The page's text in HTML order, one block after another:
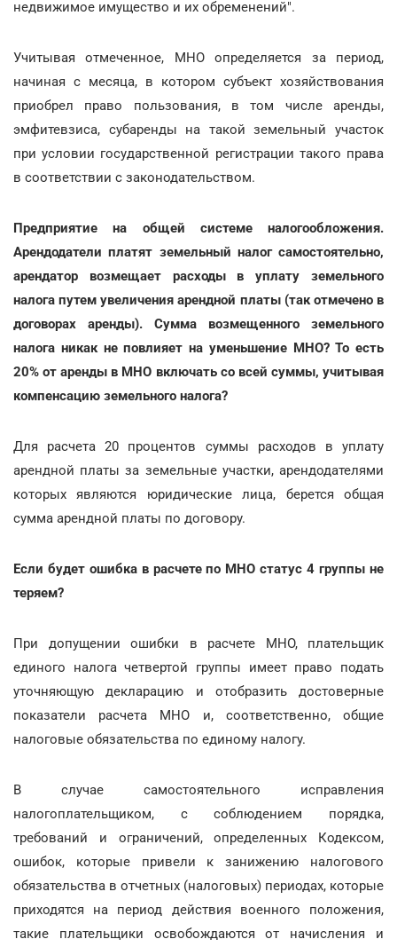
недвижимое имущество и их обременений".
Учитывая отмеченное, МНО определяется за период,
начиная с месяца, в котором субъект хозяйствования
приобрел право пользования, в том числе аренды,
эмфитевзиса, субаренды на такой земельный участок
при условии государственной регистрации такого права
в соответствии с законодательством.
Предприятие на общей системе налогообложения.
Арендодатели платят земельный налог самостоятельно,
арендатор возмещает расходы в уплату земельного
налога путем увеличения арендной платы (так отмечено в
договорах аренды). Сумма возмещенного земельного
налога никак не повлияет на уменьшение МНО? То есть
20% от аренды в МНО включать со всей суммы, учитывая
компенсацию земельного налога?
Для расчета 20 процентов суммы расходов в уплату
арендной платы за земельные участки, арендодателями
которых являются юридические лица, берется общая
сумма арендной платы по договору.
Если будет ошибка в расчете по МНО статус 4 группы не
теряем?
При допущении ошибки в расчете МНО, плательщик
единого налога четвертой группы имеет право подать
уточняющую декларацию и отобразить достоверные
показатели расчета МНО и, соответственно, общие
налоговые обязательства по единому налогу.
В случае самостоятельного исправления
налогоплательщиком, с соблюдением порядка,
требований и ограничений, определенных Кодексом,
ошибок, которые привели к занижению налогового
обязательства в отчетных (налоговых) периодах, которые
приходятся на период действия военного положения,
такие плательщики освобождаются от начисления и